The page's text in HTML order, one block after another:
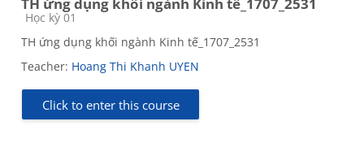
TH ứng dụng khối ngành Kinh tế_1707_2531
Course category
Học kỳ 01
TH ứng dụng khối ngành Kinh tế_1707_2531
Teacher: Hoang Thi Khanh UYEN
Click to enter this course